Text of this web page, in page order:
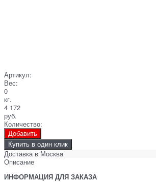
Артикул:
Вес:
0
кг.
4 172
руб.
Количество:
Добавить
Купить в один клик
Доставка в Москва
Описание
ИНФОРМАЦИЯ ДЛЯ ЗАКАЗА